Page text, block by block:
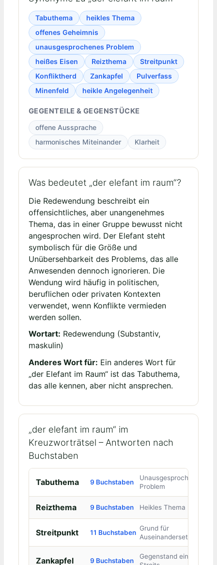
Tabuthema
heikles Thema
offenes Geheimnis
unausgesprochenes Problem
heißes Eisen
Reizthema
Streitpunkt
Konfliktherd
Zankapfel
Pulverfass
Minenfeld
heikle Angelegenheit
GEGENTEILE & GEGENSTÜCKE
offene Aussprache
harmonisches Miteinander
Klarheit
Was bedeutet „der elefant im raum“?
Die Redewendung beschreibt ein
offensichtliches, aber unangenehmes
Thema, das in einer Gruppe bewusst nicht
angesprochen wird. Der Elefant steht
symbolisch für die Größe und
Unübersehbarkeit des Problems, das alle
Anwesenden dennoch ignorieren. Die
Wendung wird häufig in politischen,
beruflichen oder privaten Kontexten
verwendet, wenn Konflikte vermieden
werden sollen.
Wortart: Redewendung (Substantiv,
maskulin)
Anderes Wort für: Ein anderes Wort für
„der Elefant im Raum“ ist das Tabuthema,
das alle kennen, aber nicht ansprechen.
„der elefant im raum“ im
Kreuzworträtsel – Antworten nach
Buchstaben
Tabuthema 9 Buchstaben
Unausgesprochenes
Problem
Reizthema 9 Buchstaben Heikles Thema
Streitpunkt 11 Buchstaben
Grund für
Auseinandersetzung
Zankapfel 9 Buchstaben
Gegenstand eines